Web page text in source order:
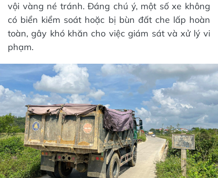
vội vàng né tránh. Đáng chú ý, một số xe không
có biển kiểm soát hoặc bị bùn đất che lấp hoàn
toàn, gây khó khăn cho việc giám sát và xử lý vi
phạm.